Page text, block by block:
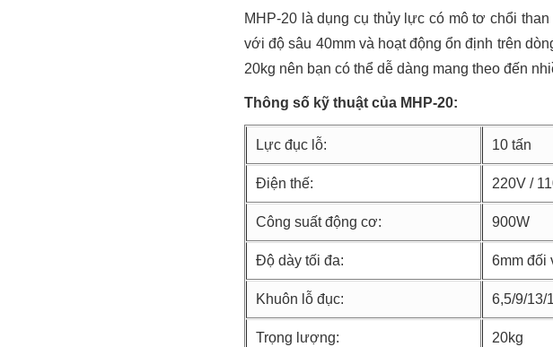
MHP-20 là dụng cụ thủy lực có mô tơ chổi
với độ sâu 40mm và hoạt động ổn định trên
20kg nên bạn có thể dễ dàng mang theo đến
Thông số kỹ thuật của MHP-20:
Lực đục lỗ: 10 tấn
Điện thế: 220V /
Công suất động cơ: 900W
Độ dày tối đa: 6mm đối
Khuôn lỗ đục: 6,5/9/13/
Trọng lượng: 20kg